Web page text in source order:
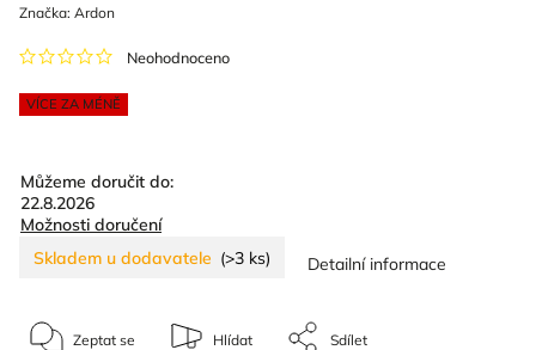
VÍCE ZA MÉNĚ
Neohodnoceno
Značka: Ardon
Můžeme doručit do:
22.8.2026
Možnosti doručení
Skladem u dodavatele (>3 ks) Detailní informace
Zeptat se Hlídat Sdílet